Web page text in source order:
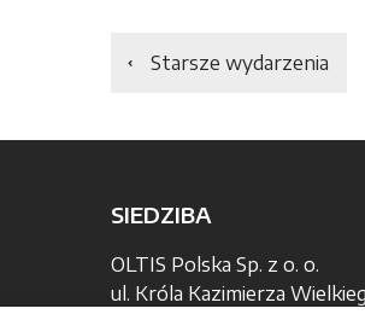
Starsze wydarzenia
SIEDZIBA
OLTIS Polska Sp. z o. o.
ul. Króla Kazimierza